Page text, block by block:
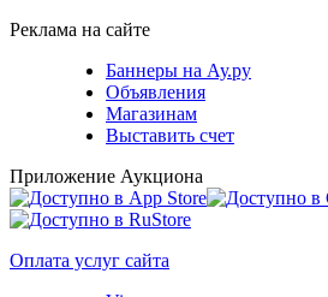
Реклама на сайте
Баннеры на Ау.ру
Объявления
Магазинам
Выставить счет
Приложение Аукциона
Оплата услуг сайта